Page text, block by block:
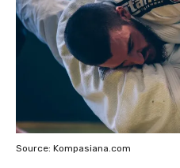
Source: Kompasiana.com